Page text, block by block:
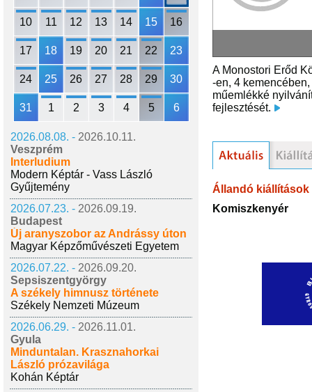
10 11 12 13 14 15 16
17 18 19 20 21 22 23
24 25 26 27 28 29 30
31 1 2 3 4 5 6
2026.08.08. - 2026.10.11.
Veszprém
Interludium
Modern Képtár - Vass László
Gyűjtemény
2026.07.23. - 2026.09.19.
Budapest
Új aranyszobor az Andrássy úton
Magyar Képzőművészeti Egyetem
2026.07.22. - 2026.09.20.
Sepsiszentgyörgy
A székely himnusz története
Székely Nemzeti Múzeum
2026.06.29. - 2026.11.01.
Gyula
Minduntalan. Krasznahorkai
László prózavilága
Kohán Képtár
A Monostori Erőd
-en, 4
műemlékké
fejlesztését.
Állandó kiállítások
Komiszkenyér